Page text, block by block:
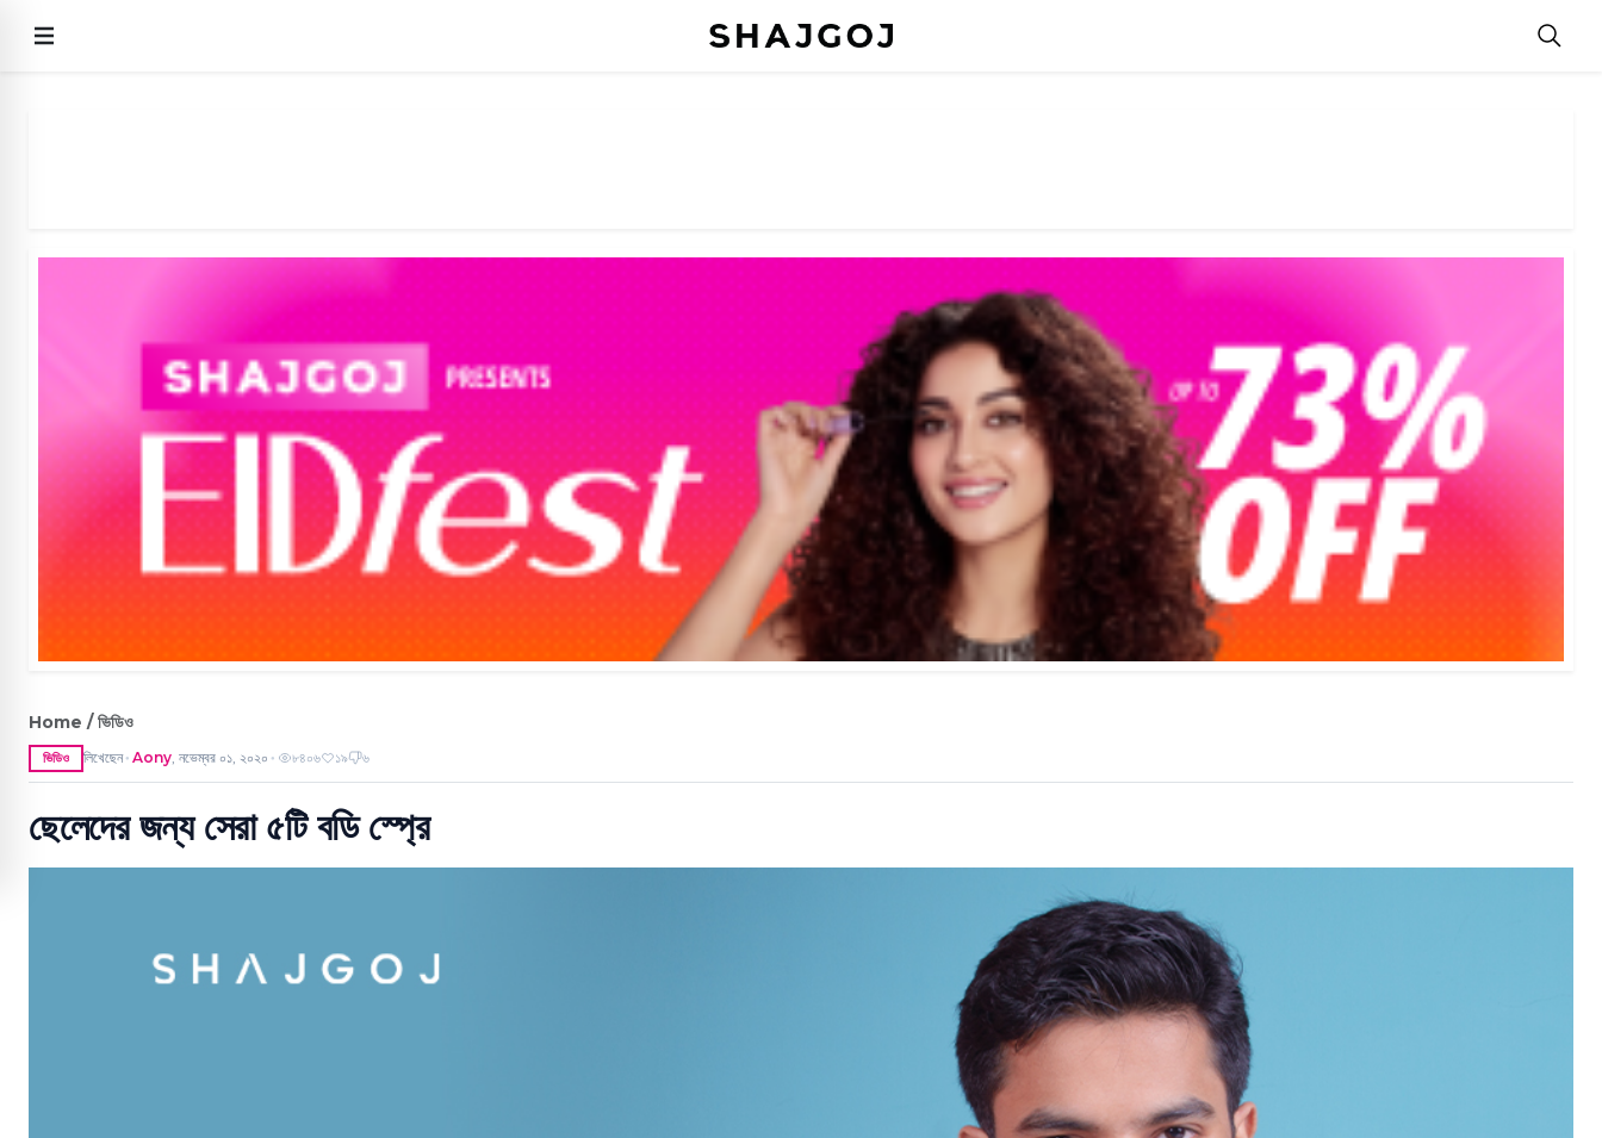
Home / ভিডিও
ভিডিও লিখেছেন ● Aony, নভেম্বর ০১, ২০২০ ● ৮৪০৬ ১৯ ৬
ছেলেদের জন্য সেরা ৫টি বডি স্প্রে